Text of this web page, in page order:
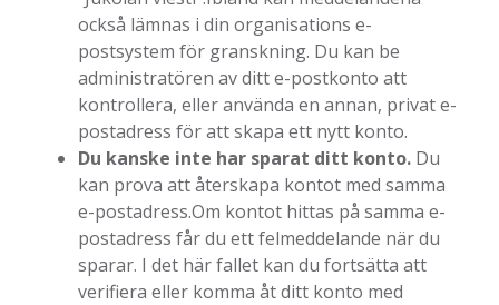
också lämnas i din organisations e-
postsystem för granskning. Du kan be
administratören av ditt e-postkonto att
kontrollera, eller använda en annan, privat e-
postadress för att skapa ett nytt konto.
Du kanske inte har sparat ditt konto. Du
kan prova att återskapa kontot med samma
e-postadress.Om kontot hittas på samma e-
postadress får du ett felmeddelande när du
sparar. I det här fallet kan du fortsätta att
verifiera eller komma åt ditt konto med